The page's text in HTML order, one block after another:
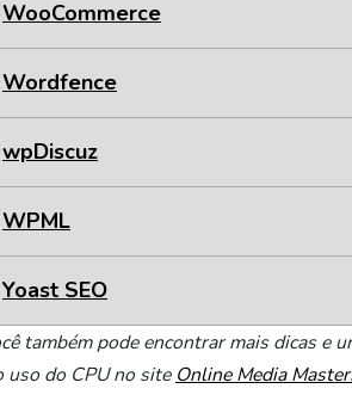
WooCommerce
Wordfence
wpDiscuz
WPML
Yoast SEO
também pode encontrar mais dicas e
uso do CPU no site Online Media